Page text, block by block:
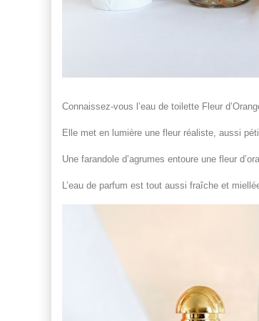
Connaissez-vous l’eau de toilette Fleur
Elle met en lumière une fleur réaliste, aussi
Une farandole d’agrumes entoure une fleur
L’eau de parfum est tout aussi fraîche et